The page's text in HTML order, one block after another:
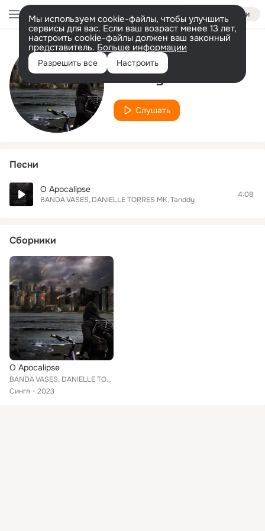
Войти
Мы используем cookie-файлы, чтобы улучшить
сервисы для вас. Если ваш возраст менее 13 лет,
настроить cookie-файлы должен ваш законный
представитель. Больше информации
Разрешить все Настроить
Исполнитель
Tanddy
Слушать
Песни
O Apocalipse
BANDA VASES DANIELLE TORRES MK Tanddy
4:08
Сборники
O Apocalipse
BANDA VASES, DANIELLE TORRES MK, Tanddy
Сингл
2023